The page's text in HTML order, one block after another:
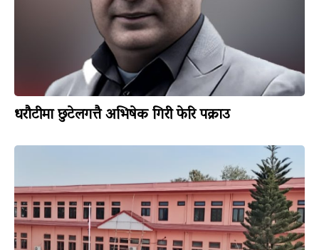
धरौटीमा छुटेलगत्तै अभिषेक गिरी फेरि पक्राउ